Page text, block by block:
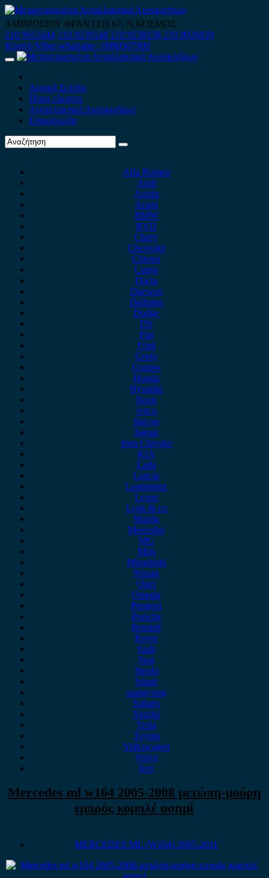
Skip
to
content
ΑΜΒΡΟΣΙΟΥ ΦΡΑΝΤΖΗ 67, Ν.ΚΟΣΜΟΣ
210 9012444 210 9239148 210 9238158 210 9026839
Κινητό-Viber-whatsapp : 6980507900
Primary
Αρχική Σελίδα
Ποιοί είμαστε
Ανταλλακτικά Αυτοκινήτων
Επικοινωνία
Alfa Romeo
Audi
Austin
Acura
BMW
BYD
Chery
Chevrolet
Citroen
Cupra
Dacia
Daewoo
Daihatsu
Dodge
DS
Fiat
Ford
Geely
Gonow
Honda
Hyundai
Isuzu
iveco
Jaecoo
Jaguar
Jeep Chrysler
KIA
Lada
Lancia
Leapmotor
Lexus
Lynk & co
Mazda
Mercedes
MG
Mini
Mitsubishi
Nissan
Opel
Omoda
Peugeot
Porsche
Renault
Rover
Saab
Seat
Skoda
Smart
ssangyong
Subaru
Suzuki
Tesla
Toyota
Volkswagen
Volvo
Xev
Mercedes ml w164 2005-2008 μετώπη-μούρη
εμπρός κομπλέ ασημί
MERCEDES ML (W164) 2005-2011